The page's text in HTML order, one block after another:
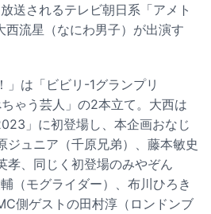
送されるテレビ朝日系「アメト
西流星（なにわ男子）が出演す
」は「ビビリ-1グランプリ
ゃう芸人」の2本立て。大西は
」に初登場し、本企画おなじ
ジュニア（千原兄弟）、藤本敏史
孝、同じく初登場のみやぞん
（モグライダー）、布川ひろき
側ゲストの田村淳（ロンドンブ